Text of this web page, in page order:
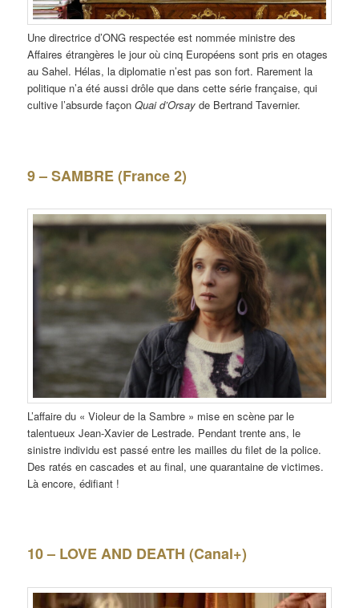
Une directrice d’ONG respectée est nommée ministre des
Affaires étrangères le jour où cinq Européens sont pris en otages
au Sahel. Hélas, la diplomatie n’est pas son fort. Rarement la
politique n’a été aussi drôle que dans cette série française, qui
cultive l’absurde façonQuai d’Orsay de Bertrand Tavernier.
9 – SAMBRE (France 2)
L’affaire du « Violeur de la Sambre » mise en scène par le
talentueux Jean-Xavier de Lestrade. Pendant trente ans, le
sinistre individu est passé entre les mailles du filet de la police.
Des ratés en cascades et au final, une quarantaine de victimes.
Là encore, édifiant !
10 – LOVE AND DEATH (Canal+)